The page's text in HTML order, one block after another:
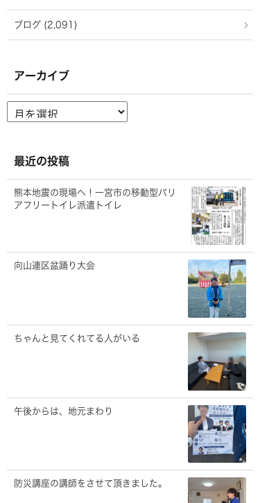
ブログ (2,091)
アーカイブ
ー
ブ
最近の投稿
熊本地震の現場へ！一宮市の移動型バリ
アフリートイレ派遣トイレ
向山連区盆踊り大会
ちゃんと見てくれてる人がいる
午後からは、地元まわり
防災講座の講師をさせて頂きました。